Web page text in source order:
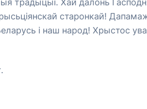
традыцыі. Хай далонь
старонкай!
і наш народ! Хрыстос